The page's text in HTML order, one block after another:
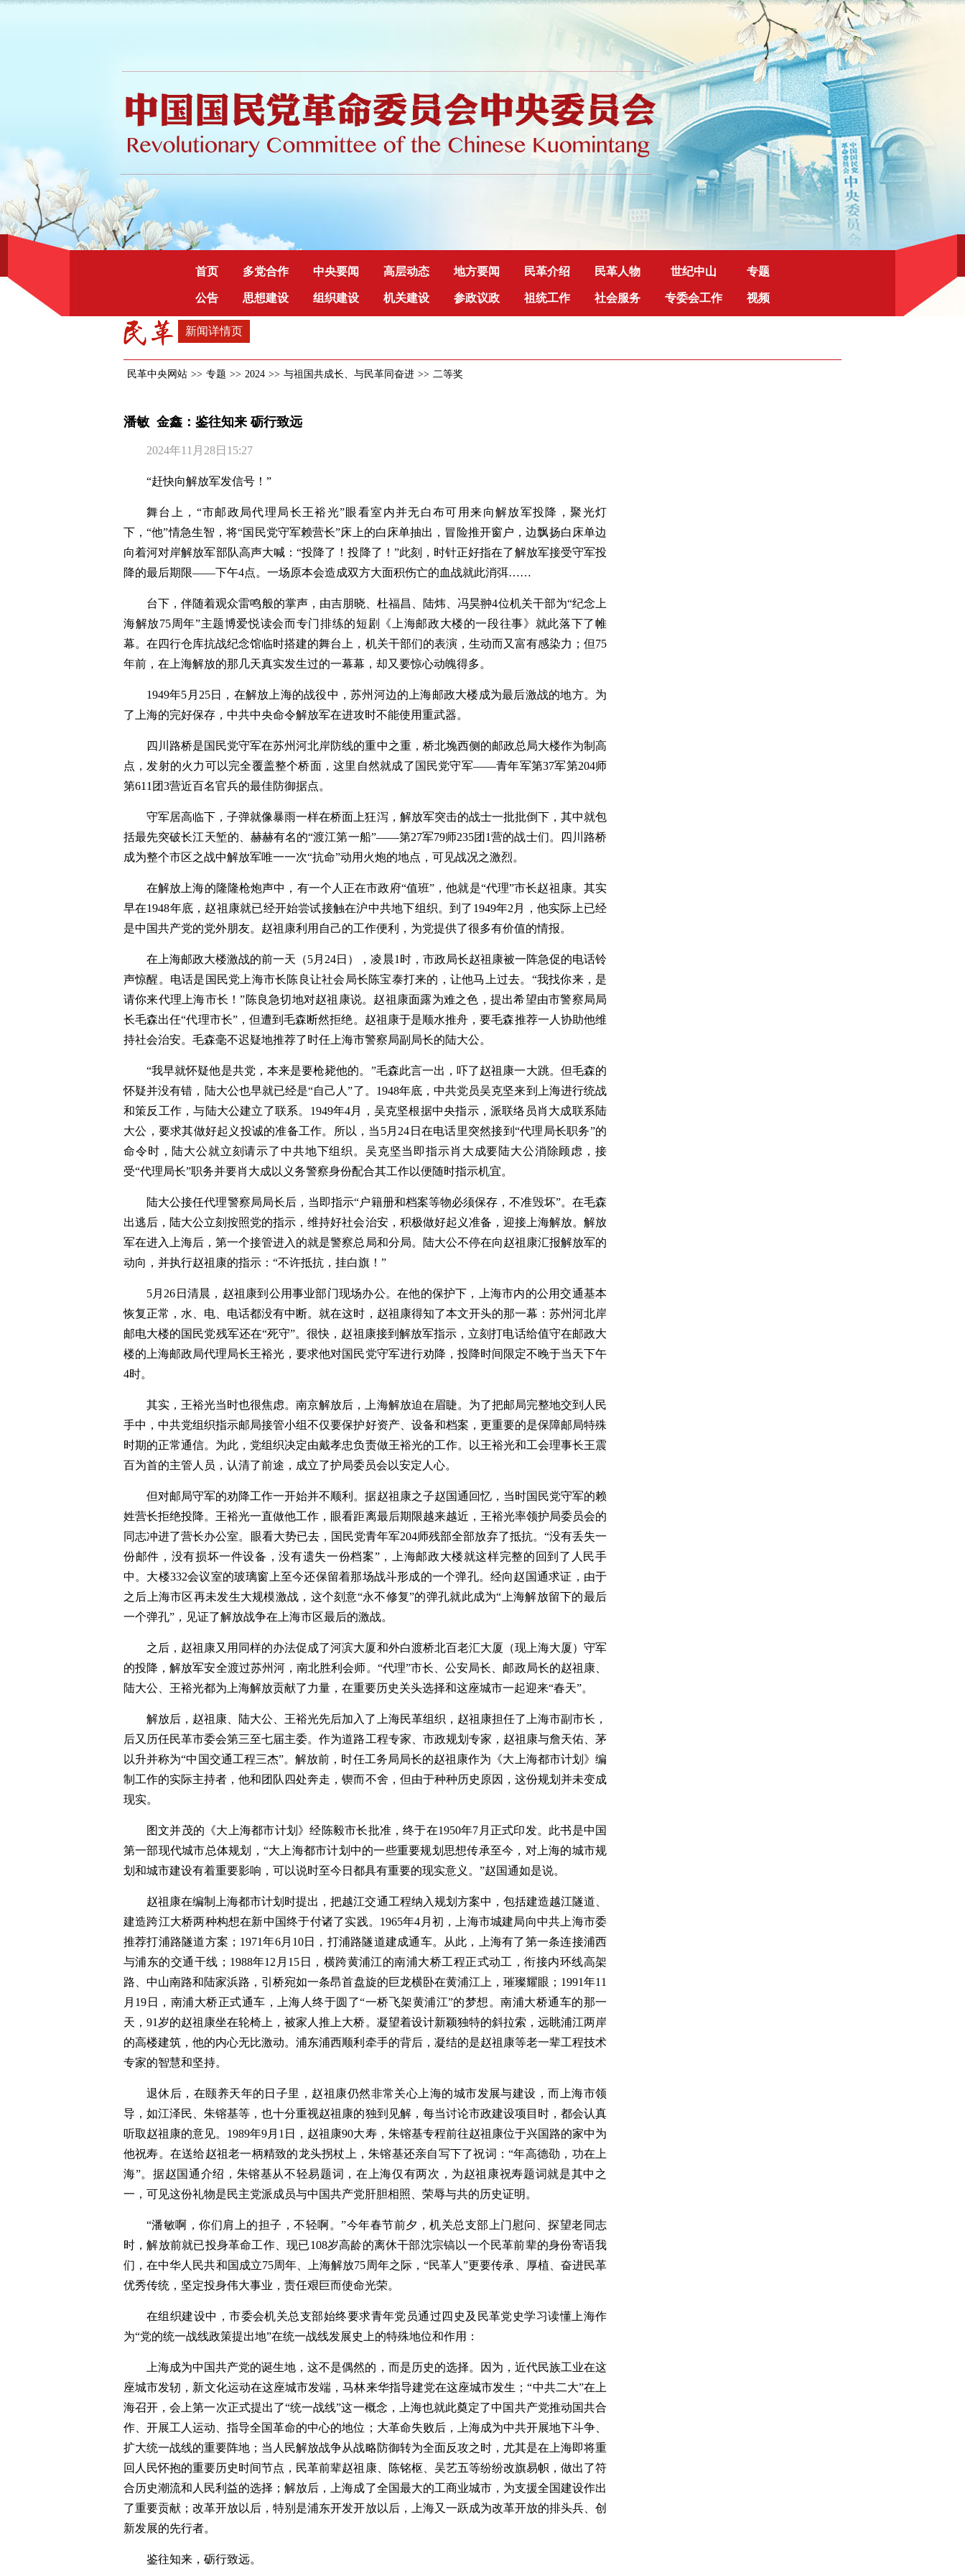
首页 多党合作 中央要闻 高层动态 地方要闻 民革介绍 民革人物 世纪中山 专题
公告 思想建设 组织建设 机关建设 参政议政 祖统工作 社会服务 专委会工作 视频
新闻详情页
民革中央网站 >> 专题 >> 2024 >> 与祖国共成长、与民革同奋进 >> 二等奖
潘敏 金鑫：鉴往知来 砺行致远
2024年11月28日15:27
“赶快向解放军发信号！”
舞台上，“市邮政局代理局长王裕光”眼看室内并无白布可用来向解放军投降，聚光灯
下，“他”情急生智，将“国民党守军赖营长”床上的白床单抽出，冒险推开窗户，边飘扬白床单边
向着河对岸解放军部队高声大喊：“投降了！投降了！”此刻，时针正好指在了解放军接受守军投
降的最后期限——下午4点。一场原本会造成双方大面积伤亡的血战就此消弭……
台下，伴随着观众雷鸣般的掌声，由吉朋晓、杜福昌、陆炜、冯昊翀4位机关干部为“纪念上
海解放75周年”主题博爱悦读会而专门排练的短剧《上海邮政大楼的一段往事》就此落下了帷
幕。在四行仓库抗战纪念馆临时搭建的舞台上，机关干部们的表演，生动而又富有感染力；但75
年前，在上海解放的那几天真实发生过的一幕幕，却又要惊心动魄得多。
1949年5月25日，在解放上海的战役中，苏州河边的上海邮政大楼成为最后激战的地方。为
了上海的完好保存，中共中央命令解放军在进攻时不能使用重武器。
四川路桥是国民党守军在苏州河北岸防线的重中之重，桥北堍西侧的邮政总局大楼作为制高
点，发射的火力可以完全覆盖整个桥面，这里自然就成了国民党守军——青年军第37军第204师
第611团3营近百名官兵的最佳防御据点。
守军居高临下，子弹就像暴雨一样在桥面上狂泻，解放军突击的战士一批批倒下，其中就包
括最先突破长江天堑的、赫赫有名的“渡江第一船”——第27军79师235团1营的战士们。四川路桥
成为整个市区之战中解放军唯一一次“抗命”动用火炮的地点，可见战况之激烈。
在解放上海的隆隆枪炮声中，有一个人正在市政府“值班”，他就是“代理”市长赵祖康。其实
早在1948年底，赵祖康就已经开始尝试接触在沪中共地下组织。到了1949年2月，他实际上已经
是中国共产党的党外朋友。赵祖康利用自己的工作便利，为党提供了很多有价值的情报。
在上海邮政大楼激战的前一天（5月24日），凌晨1时，市政局长赵祖康被一阵急促的电话铃
声惊醒。电话是国民党上海市长陈良让社会局长陈宝泰打来的，让他马上过去。“我找你来，是
请你来代理上海市长！”陈良急切地对赵祖康说。赵祖康面露为难之色，提出希望由市警察局局
长毛森出任“代理市长”，但遭到毛森断然拒绝。赵祖康于是顺水推舟，要毛森推荐一人协助他维
持社会治安。毛森毫不迟疑地推荐了时任上海市警察局副局长的陆大公。
“我早就怀疑他是共党，本来是要枪毙他的。”毛森此言一出，吓了赵祖康一大跳。但毛森的
怀疑并没有错，陆大公也早就已经是“自己人”了。1948年底，中共党员吴克坚来到上海进行统战
和策反工作，与陆大公建立了联系。1949年4月，吴克坚根据中央指示，派联络员肖大成联系陆
大公，要求其做好起义投诚的准备工作。所以，当5月24日在电话里突然接到“代理局长职务”的
命令时，陆大公就立刻请示了中共地下组织。吴克坚当即指示肖大成要陆大公消除顾虑，接
受“代理局长”职务并要肖大成以义务警察身份配合其工作以便随时指示机宜。
陆大公接任代理警察局局长后，当即指示“户籍册和档案等物必须保存，不准毁坏”。在毛森
出逃后，陆大公立刻按照党的指示，维持好社会治安，积极做好起义准备，迎接上海解放。解放
军在进入上海后，第一个接管进入的就是警察总局和分局。陆大公不停在向赵祖康汇报解放军的
动向，并执行赵祖康的指示：“不许抵抗，挂白旗！”
5月26日清晨，赵祖康到公用事业部门现场办公。在他的保护下，上海市内的公用交通基本
恢复正常，水、电、电话都没有中断。就在这时，赵祖康得知了本文开头的那一幕：苏州河北岸
邮电大楼的国民党残军还在“死守”。很快，赵祖康接到解放军指示，立刻打电话给值守在邮政大
楼的上海邮政局代理局长王裕光，要求他对国民党守军进行劝降，投降时间限定不晚于当天下午
4时。
其实，王裕光当时也很焦虑。南京解放后，上海解放迫在眉睫。为了把邮局完整地交到人民
手中，中共党组织指示邮局接管小组不仅要保护好资产、设备和档案，更重要的是保障邮局特殊
时期的正常通信。为此，党组织决定由戴孝忠负责做王裕光的工作。以王裕光和工会理事长王震
百为首的主管人员，认清了前途，成立了护局委员会以安定人心。
但对邮局守军的劝降工作一开始并不顺利。据赵祖康之子赵国通回忆，当时国民党守军的赖
姓营长拒绝投降。王裕光一直做他工作，眼看距离最后期限越来越近，王裕光率领护局委员会的
同志冲进了营长办公室。眼看大势已去，国民党青年军204师残部全部放弃了抵抗。“没有丢失一
份邮件，没有损坏一件设备，没有遗失一份档案”，上海邮政大楼就这样完整的回到了人民手
中。大楼332会议室的玻璃窗上至今还保留着那场战斗形成的一个弹孔。经向赵国通求证，由于
之后上海市区再未发生大规模激战，这个刻意“永不修复”的弹孔就此成为“上海解放留下的最后
一个弹孔”，见证了解放战争在上海市区最后的激战。
之后，赵祖康又用同样的办法促成了河滨大厦和外白渡桥北百老汇大厦（现上海大厦）守军
的投降，解放军安全渡过苏州河，南北胜利会师。“代理”市长、公安局长、邮政局长的赵祖康、
陆大公、王裕光都为上海解放贡献了力量，在重要历史关头选择和这座城市一起迎来“春天”。
解放后，赵祖康、陆大公、王裕光先后加入了上海民革组织，赵祖康担任了上海市副市长，
后又历任民革市委会第三至七届主委。作为道路工程专家、市政规划专家，赵祖康与詹天佑、茅
以升并称为“中国交通工程三杰”。解放前，时任工务局局长的赵祖康作为《大上海都市计划》编
制工作的实际主持者，他和团队四处奔走，锲而不舍，但由于种种历史原因，这份规划并未变成
现实。
图文并茂的《大上海都市计划》经陈毅市长批准，终于在1950年7月正式印发。此书是中国
第一部现代城市总体规划，“大上海都市计划中的一些重要规划思想传承至今，对上海的城市规
划和城市建设有着重要影响，可以说时至今日都具有重要的现实意义。”赵国通如是说。
赵祖康在编制上海都市计划时提出，把越江交通工程纳入规划方案中，包括建造越江隧道、
建造跨江大桥两种构想在新中国终于付诸了实践。1965年4月初，上海市城建局向中共上海市委
推荐打浦路隧道方案；1971年6月10日，打浦路隧道建成通车。从此，上海有了第一条连接浦西
与浦东的交通干线；1988年12月15日，横跨黄浦江的南浦大桥工程正式动工，衔接内环线高架
路、中山南路和陆家浜路，引桥宛如一条昂首盘旋的巨龙横卧在黄浦江上，璀璨耀眼；1991年11
月19日，南浦大桥正式通车，上海人终于圆了“一桥飞架黄浦江”的梦想。南浦大桥通车的那一
天，91岁的赵祖康坐在轮椅上，被家人推上大桥。凝望着设计新颖独特的斜拉索，远眺浦江两岸
的高楼建筑，他的内心无比激动。浦东浦西顺利牵手的背后，凝结的是赵祖康等老一辈工程技术
专家的智慧和坚持。
退休后，在颐养天年的日子里，赵祖康仍然非常关心上海的城市发展与建设，而上海市领
导，如江泽民、朱镕基等，也十分重视赵祖康的独到见解，每当讨论市政建设项目时，都会认真
听取赵祖康的意见。1989年9月1日，赵祖康90大寿，朱镕基专程前往赵祖康位于兴国路的家中为
他祝寿。在送给赵祖老一柄精致的龙头拐杖上，朱镕基还亲自写下了祝词：“年高德劭，功在上
海”。据赵国通介绍，朱镕基从不轻易题词，在上海仅有两次，为赵祖康祝寿题词就是其中之
一，可见这份礼物是民主党派成员与中国共产党肝胆相照、荣辱与共的历史证明。
“潘敏啊，你们肩上的担子，不轻啊。”今年春节前夕，机关总支部上门慰问、探望老同志
时，解放前就已投身革命工作、现已108岁高龄的离休干部沈宗镐以一个民革前辈的身份寄语我
们，在中华人民共和国成立75周年、上海解放75周年之际，“民革人”更要传承、厚植、奋进民革
优秀传统，坚定投身伟大事业，责任艰巨而使命光荣。
在组织建设中，市委会机关总支部始终要求青年党员通过四史及民革党史学习读懂上海作
为“党的统一战线政策提出地”在统一战线发展史上的特殊地位和作用：
上海成为中国共产党的诞生地，这不是偶然的，而是历史的选择。因为，近代民族工业在这
座城市发轫，新文化运动在这座城市发端，马林来华指导建党在这座城市发生；“中共二大”在上
海召开，会上第一次正式提出了“统一战线”这一概念，上海也就此奠定了中国共产党推动国共合
作、开展工人运动、指导全国革命的中心的地位；大革命失败后，上海成为中共开展地下斗争、
扩大统一战线的重要阵地；当人民解放战争从战略防御转为全面反攻之时，尤其是在上海即将重
回人民怀抱的重要历史时间节点，民革前辈赵祖康、陈铭枢、吴艺五等纷纷改旗易帜，做出了符
合历史潮流和人民利益的选择；解放后，上海成了全国最大的工商业城市，为支援全国建设作出
了重要贡献；改革开放以后，特别是浦东开发开放以后，上海又一跃成为改革开放的排头兵、创
新发展的先行者。
鉴往知来，砺行致远。